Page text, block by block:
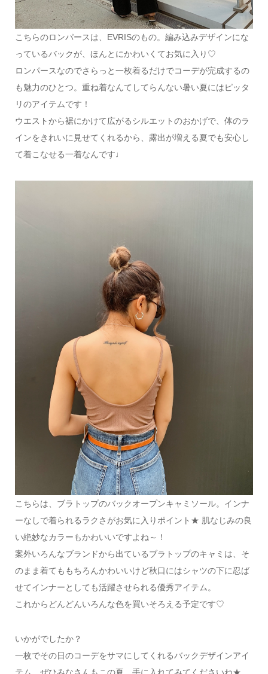
こちらのロンパースは、EVRISのもの。編み込みデザインにな
っているバックが、ほんとにかわいくてお気に入り♡
ロンパースなのでさらっと一枚着るだけでコーデが完成するの
も魅力のひとつ。重ね着なんてしてらんない暑い夏にはピッタ
リのアイテムです！
ウエストから裾にかけて広がるシルエットのおかげで、体のラ
インをきれいに見せてくれるから、露出が増える夏でも安心し
て着こなせる一着なんです♩
こちらは、ブラトップのバックオープンキャミソール。インナ
ーなしで着られるラクさがお気に入りポイント★ 肌なじみの良
い絶妙なカラーもかわいいですよね～！
案外いろんなブランドから出ているブラトップのキャミは、そ
のまま着てももちろんかわいいけど秋口にはシャツの下に忍ば
せてインナーとしても活躍させられる優秀アイテム。
これからどんどんいろんな色を買いそろえる予定です♡
いかがでしたか？
一枚でその日のコーデをサマにしてくれるバックデザインアイ